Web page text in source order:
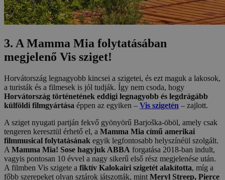
3. A Mamma Mia folytatásában
megjelenő Vis sziget!
Horvátország legnagyobb kincsei a szigetei, és ezt maguk a lakosok,
a turisták és a filmesek is jól tudják. Így nem csoda, hogy
Horvátország történetének eddigi legnagyobb és legdrágább
külföldi filmgyártása éppen az egyiken – Vis szigetén – zajlott.
A sziget nyugati partján fekvő gyönyörű Barjoška-öböl, amely csak
tengeren keresztül érhető el, a Mamma Mia című amerikai
filmmusical folytatásának egyik legfontosabb helyszínéül szolgált.
A Mamma Mia! Sose hagyjuk ABBA forgatása 2018-ban indult,
vagyis pontosan 10 évvel a nagy sikerű első rész megjelenése után.
A filmben Vis szigete a fiktív Kalokairi szigetét alakította, míg a
főbb szerepeket olyan sztárok játszották, mint Meryl Streep, Pierce